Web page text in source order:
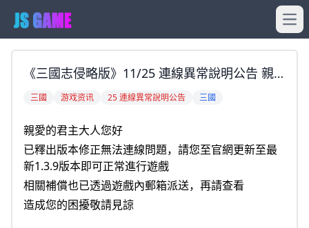
《三國志侵略版》11/25 連線異常說明公告 親
愛的君主大人您好 已釋出版本修正無法連線問
進行遊戲 相關補償也已透過遊戲內郵箱派送，
再請查看 造成
三國 游戏资讯 25 連線異常說明公告 三國
親愛的君主大人您好
已釋出版本修正無法連線問題，請您至官網更新至最
新1.3.9版本即可正常進行遊戲
相關補償也已透過遊戲內郵箱派送，再請查看
造成您的困擾敬請見諒